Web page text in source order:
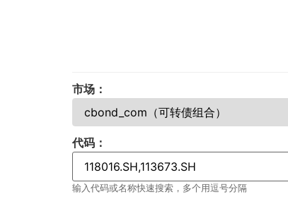
市场：
代码：
输入代码或名称快速搜索，多个用逗号分隔